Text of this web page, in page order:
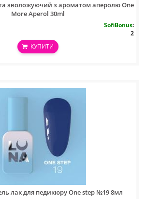
зволожуючий з ароматом аперолю One
More Aperol 30ml
SofiBonus:
2
КУПИТИ
лак для педикюру One step №19 8мл